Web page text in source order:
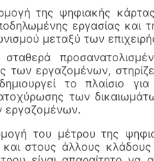
της ψηφιακής
εργασίας και
μεταξύ των
των εργαζομένων,
το πλαίσιο
των
εργαζομένων.
του μέτρου της
στους άλλους κλάδους